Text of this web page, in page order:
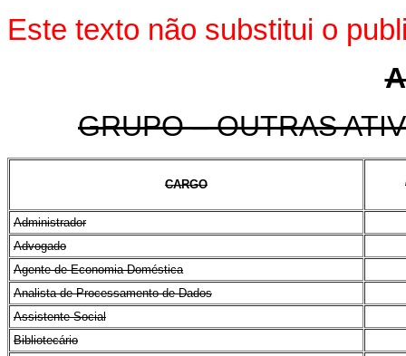
Este texto não substitui o
GRUPO – OUTRAS
CARGO
Administrador
Advogado
Agente de Economia Doméstica
Analista de Processamento de Dados
Assistente Social
Bibliotecário